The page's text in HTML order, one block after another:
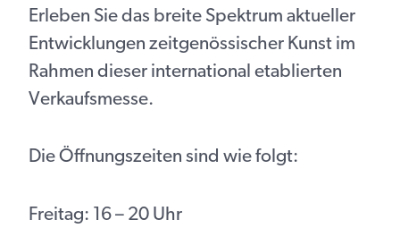
Erleben Sie das breite Spektrum aktueller
Entwicklungen zeitgenössischer Kunst im
Rahmen dieser international etablierten
Verkaufsmesse.
Die Öffnungszeiten sind wie folgt:
Freitag: 16 – 20 Uhr